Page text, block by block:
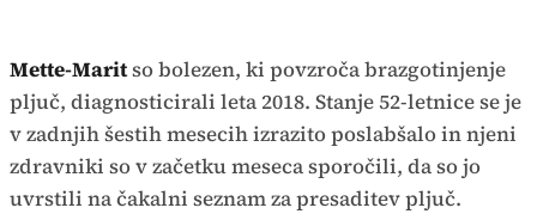
Mette-Maritso bolezen, ki povzroča brazgotinjenje
pljuč, diagnosticirali leta 2018. Stanje 52-letnice se je
v zadnjih šestih mesecih izrazito poslabšalo in njeni
zdravniki so v začetku meseca sporočili, da so jo
uvrstili na čakalni seznam za presaditev pljuč.